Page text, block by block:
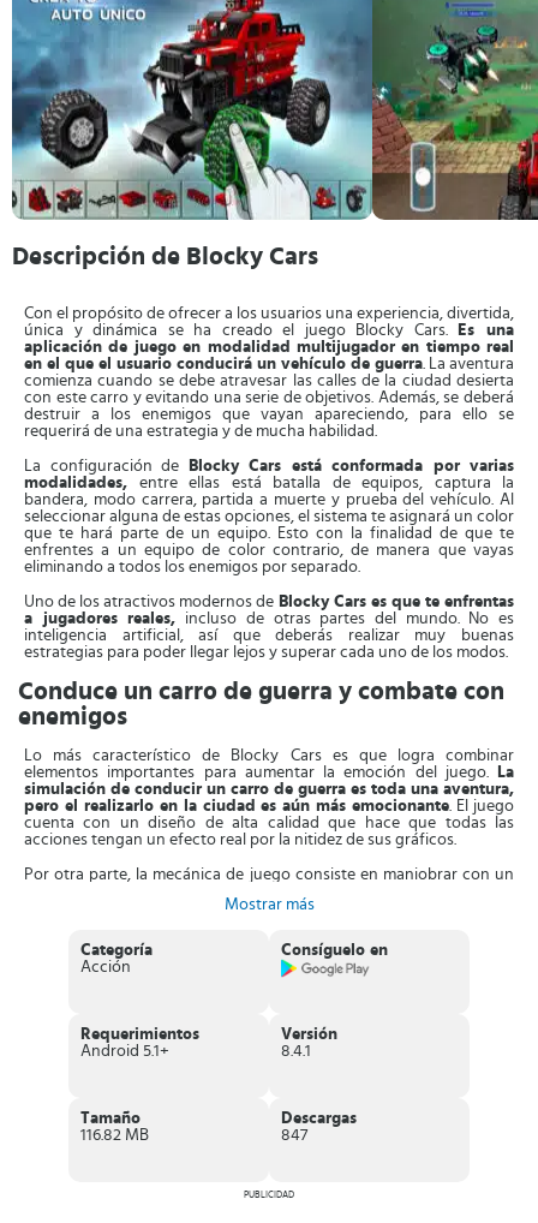
Descripción de Blocky Cars
Con el propósito de ofrecer a los usuarios una experiencia, divertida,
única y dinámica se ha creado el juego Blocky Cars.
Es una
aplicación de juego en modalidad multijugador en tiempo real
en el que el usuario conducirá un vehículo de guerra. La aventura
comienza cuando se debe atravesar las calles de la ciudad desierta
con este carro y evitando una serie de objetivos. Además, se deberá
destruir a los enemigos que vayan apareciendo, para ello se
requerirá de una estrategia y de mucha habilidad.
La configuración de
Blocky Cars está conformada por varias
modalidades, entre ellas está batalla de equipos, captura la
bandera, modo carrera, partida a muerte y prueba del vehículo. Al
seleccionar alguna de estas opciones, el sistema te asignará un color
que te hará parte de un equipo. Esto con la finalidad de que te
enfrentes a un equipo de color contrario, de manera que vayas
eliminando a todos los enemigos por separado.
Uno de los atractivos modernos de Blocky Cars es que te enfrentas
a jugadores reales, incluso de otras partes del mundo. No es
inteligencia artificial, así que deberás realizar muy buenas
estrategias para poder llegar lejos y superar cada uno de los modos.
Conduce un carro de guerra y combate con
enemigos
Lo más característico de Blocky Cars es que logra combinar
elementos importantes para aumentar la emoción del juego.
La
simulación de conducir un carro de guerra es toda una aventura,
pero el realizarlo en la ciudad es aún más emocionante. El juego
cuenta con un diseño de alta calidad que hace que todas las
acciones tengan un efecto real por la nitidez de sus gráficos.
Por otra parte, la mecánica de juego consiste en maniobrar con un
Blocky Cars te permite crear tu propio carro, al cual
el jugador conocerá cada parte del auto y así diseñar la mejor
estrategia para defenderse. El juego no se desenvuelve solo dentro
del carro, deberás salir y utilizar las armas.
nuevos módulos se desbloquearán o habilitarán otros niveles de
juego. Además, para obtener la victoriaserá necesario que evalúes
los diferentes campos de batallade manera que consigas cómo
través del chat o puedes ingresar a la sala de chat.
Mostrar más
Categoría
Acción
Consíguelo en
Requerimientos
Android 5.1+
Versión
8.4.1
Tamaño
116.82 MB
Descargas
847
PUBLICIDAD